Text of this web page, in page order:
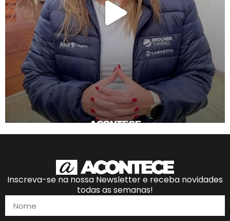
Inscreva-se na nossa Newsletter e receba novidades
todas as semanas!